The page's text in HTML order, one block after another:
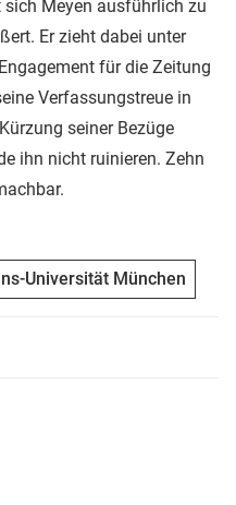
Meyen ausführlich zu
Er zieht dabei unter
für die Zeitung
Verfassungstreue in
seiner Bezüge
ihn nicht ruinieren. Zehn
Universität München